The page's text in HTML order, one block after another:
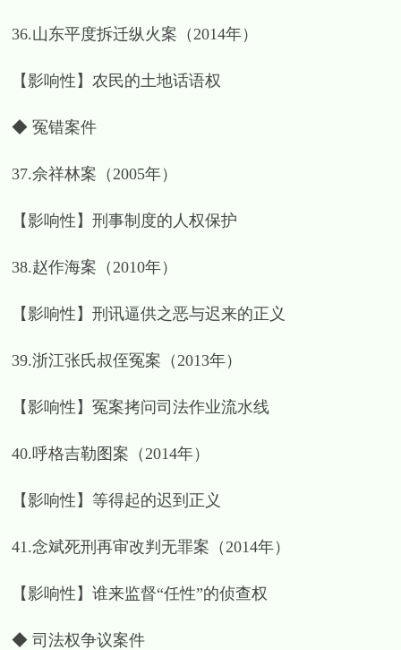
36.山东平度拆迁纵火案（2014年）
【影响性】农民的土地话语权
◆ 冤错案件
37.佘祥林案（2005年）
【影响性】刑事制度的人权保护
38.赵作海案（2010年）
【影响性】刑讯逼供之恶与迟来的正义
39.浙江张氏叔侄冤案（2013年）
【影响性】冤案拷问司法作业流水线
40.呼格吉勒图案（2014年）
【影响性】等得起的迟到正义
41.念斌死刑再审改判无罪案（2014年）
【影响性】谁来监督“任性”的侦查权
◆ 司法权争议案件